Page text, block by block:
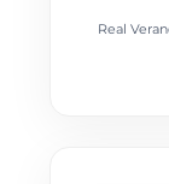
Real